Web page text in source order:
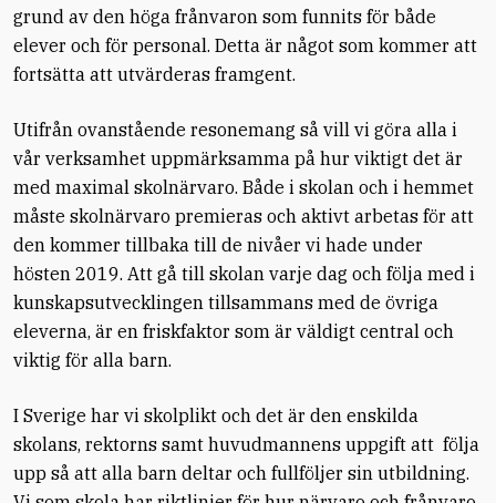
grund av den höga frånvaron som funnits för både
elever och för personal. Detta är något som kommer att
fortsätta att utvärderas framgent.
Utifrån ovanstående resonemang så vill vi göra alla i
vår verksamhet uppmärksamma på hur viktigt det är
med maximal skolnärvaro. Både i skolan och i hemmet
måste skolnärvaro premieras och aktivt arbetas för att
den kommer tillbaka till de nivåer vi hade under
hösten 2019. Att gå till skolan varje dag och följa med i
kunskapsutvecklingen tillsammans med de övriga
eleverna, är en friskfaktor som är väldigt central och
viktig för alla barn.
I Sverige har vi skolplikt och det är den enskilda
skolans, rektorns samt huvudmannens uppgift att följa
upp så att alla barn deltar och fullföljer sin utbildning.